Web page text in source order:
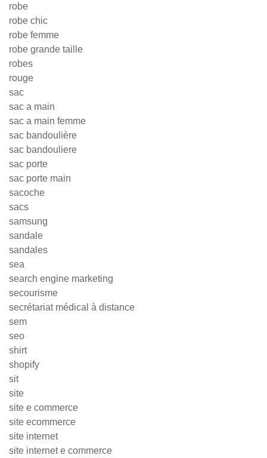
robe
robe chic
robe femme
robe grande taille
robes
rouge
sac
sac a main
sac a main femme
sac bandoulière
sac bandouliere
sac porte
sac porte main
sacoche
sacs
samsung
sandale
sandales
sea
search engine marketing
secourisme
secrétariat médical à distance
sem
seo
shirt
shopify
sit
site
site e commerce
site ecommerce
site internet
site internet e commerce